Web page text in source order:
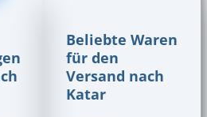
Beliebte Waren
für den
Versand nach
Katar